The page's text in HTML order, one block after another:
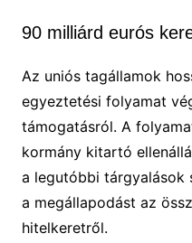
90 milliárd eurós
Az uniós tagállamok
egyeztetési folyamat
támogatásról. A
kormány kitartó
a legutóbbi tárgyalások
a megállapodást az
hitelkeretről.